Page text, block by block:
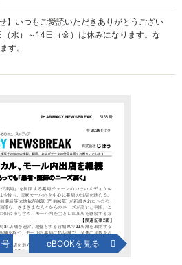
】いつもご愛読いただきありがとうござい
水）～14日（金）は休みになります。な
す。
eBOOKを見る